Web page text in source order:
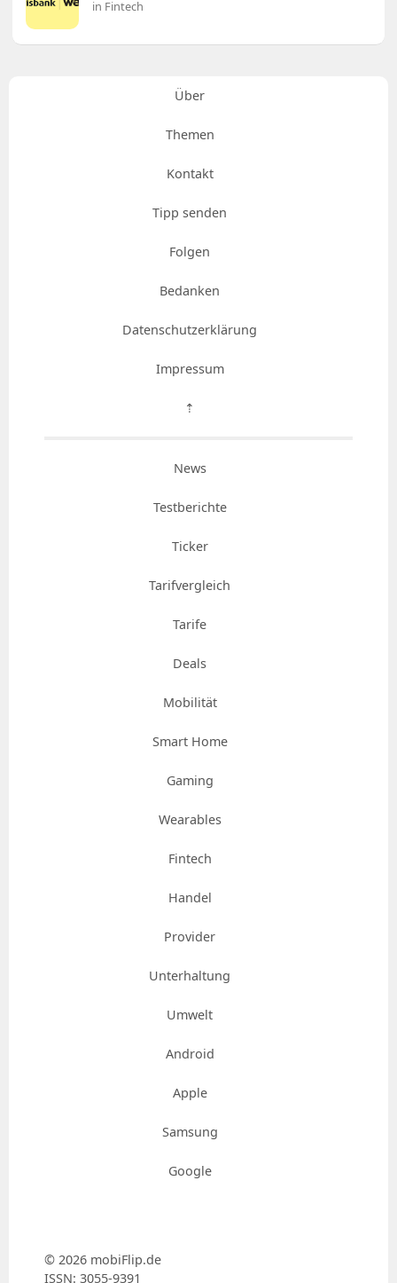
in Fintech
Über
Themen
Kontakt
Tipp senden
Folgen
Bedanken
Datenschutzerklärung
Impressum
⇡
News
Testberichte
Ticker
Tarifvergleich
Tarife
Deals
Mobilität
Smart Home
Gaming
Wearables
Fintech
Handel
Provider
Unterhaltung
Umwelt
Android
Apple
Samsung
Google
© 2026 mobiFlip.de
ISSN: 3055-9391